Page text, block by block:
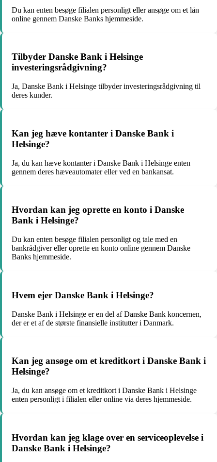
Du kan enten besøge filialen personligt eller ansøge om et lån
online gennem Danske Banks hjemmeside.
Tilbyder Danske Bank i Helsinge
investeringsrådgivning?
Ja, Danske Bank i Helsinge tilbyder investeringsrådgivning til
deres kunder.
Kan jeg hæve kontanter i Danske Bank i
Helsinge?
Ja, du kan hæve kontanter i Danske Bank i Helsinge enten
gennem deres hæveautomater eller ved en bankansat.
Hvordan kan jeg oprette en konto i Danske
Bank i Helsinge?
Du kan enten besøge filialen personligt og tale med en
bankrådgiver eller oprette en konto online gennem Danske
Banks hjemmeside.
Hvem ejer Danske Bank i Helsinge?
Danske Bank i Helsinge er en del af Danske Bank koncernen,
der er et af de største finansielle institutter i Danmark.
Kan jeg ansøge om et kreditkort i Danske Bank i
Helsinge?
Ja, du kan ansøge om et kreditkort i Danske Bank i Helsinge
enten personligt i filialen eller online via deres hjemmeside.
Hvordan kan jeg klage over en serviceoplevelse i
Danske Bank i Helsinge?